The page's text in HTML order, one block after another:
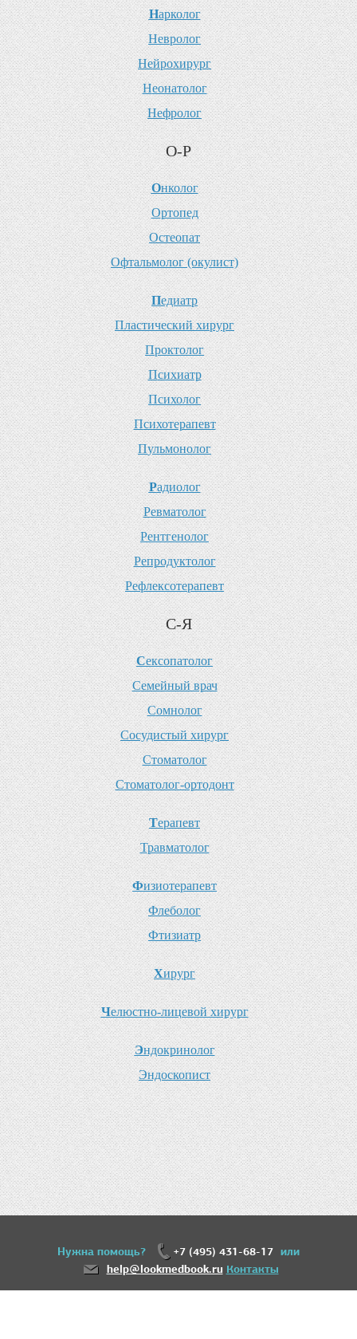
Нарколог
Невролог
Нейрохирург
Неонатолог
Нефролог
О-Р
Онколог
Ортопед
Остеопат
Офтальмолог (окулист)
Педиатр
Пластический хирург
Проктолог
Психиатр
Психолог
Психотерапевт
Пульмонолог
Радиолог
Ревматолог
Рентгенолог
Репродуктолог
Рефлексотерапевт
С-Я
Сексопатолог
Семейный врач
Сомнолог
Сосудистый хирург
Стоматолог
Стоматолог-ортодонт
Терапевт
Травматолог
Физиотерапевт
Флеболог
Фтизиатр
Хирург
Челюстно-лицевой хирург
Эндокринолог
Эндоскопист
Нужна помощь? +7 (495) 431-68-17 или
help@lookmedbook.ru Контакты